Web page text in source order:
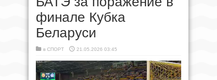
финале Кубка
Беларуси
в СПОРТ 21.05.2026 03:45